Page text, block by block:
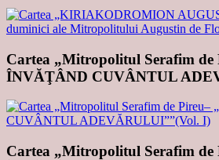
Cartea „Mitropolitul Serafim de
ÎNVĂŢÂND CUVÂNTUL
Cartea „Mitropolitul Serafim de